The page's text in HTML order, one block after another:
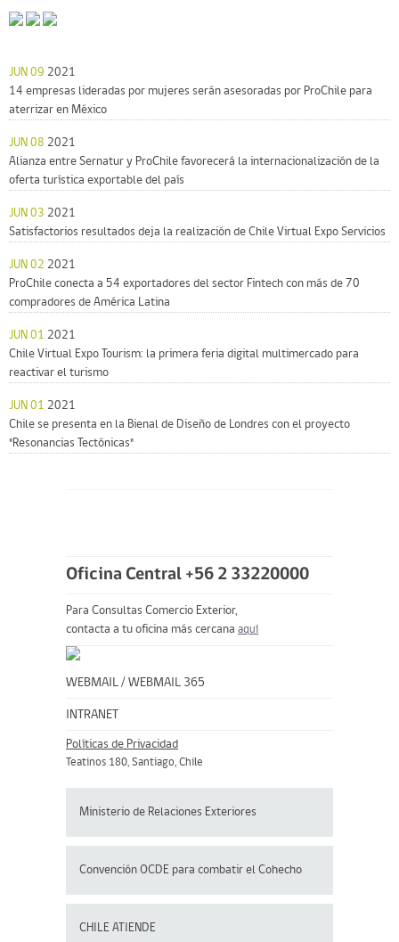
JUN 09 2021
14 empresas lideradas por mujeres serán asesoradas por ProChile para
aterrizar en México
JUN 08 2021
Alianza entre Sernatur y ProChile favorecerá la internacionalización de la
oferta turística exportable del país
JUN 03 2021
Satisfactorios resultados deja la realización de Chile Virtual Expo Servicios
JUN 02 2021
ProChile conecta a 54 exportadores del sector Fintech con más de 70
compradores de América Latina
JUN 01 2021
Chile Virtual Expo Tourism: la primera feria digital multimercado para
reactivar el turismo
JUN 01 2021
Chile se presenta en la Bienal de Diseño de Londres con el proyecto
"Resonancias Tectónicas"
Oficina Central +56 2 33220000
Para Consultas Comercio Exterior,
contacta a tu oficina más cercana aquí
WEBMAIL / WEBMAIL 365
INTRANET
Políticas de Privacidad
Teatinos 180, Santiago, Chile
Ministerio de Relaciones Exteriores
Convención OCDE para combatir el Cohecho
CHILE ATIENDE